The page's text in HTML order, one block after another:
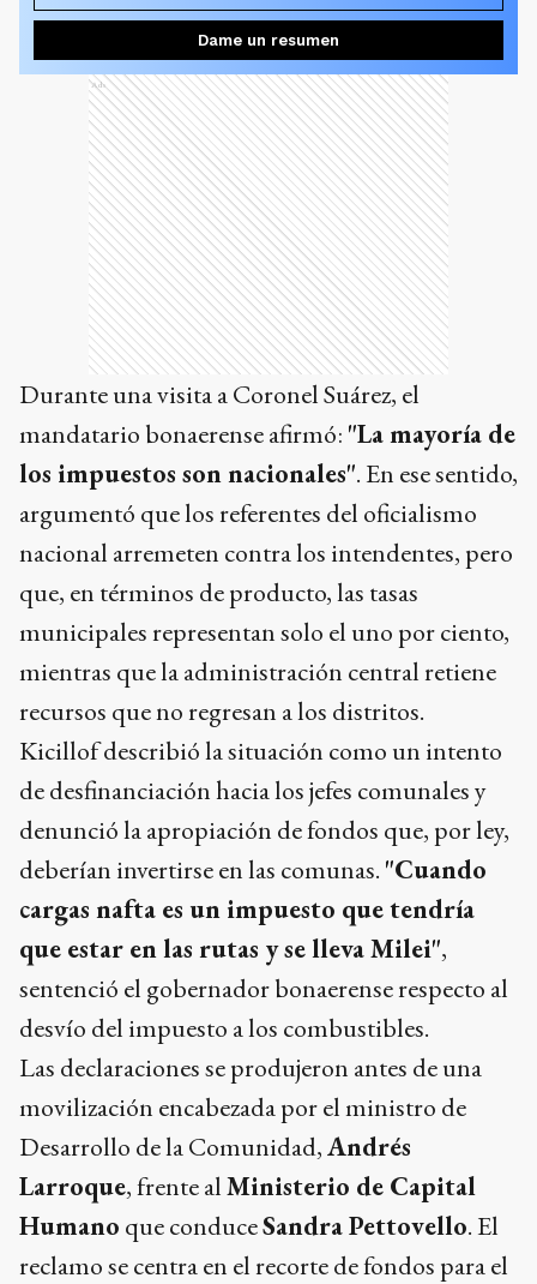
Dame un resumen
Ads
Durante una visita a Coronel Suárez, el
mandatario bonaerense afirmó: "La mayoría de
los impuestos son nacionales". En ese sentido,
argumentó que los referentes del oficialismo
nacional arremeten contra los intendentes, pero
que, en términos de producto, las tasas
municipales representan solo el uno por ciento,
mientras que la administración central retiene
recursos que no regresan a los distritos.
Kicillof describió la situación como un intento
de desfinanciación hacia los jefes comunales y
denunció la apropiación de fondos que, por ley,
deberían invertirse en las comunas. "Cuando
cargas nafta es un impuesto que tendría
que estar en las rutas y se lleva Milei",
sentenció el gobernador bonaerense respecto al
desvío del impuesto a los combustibles.
Las declaraciones se produjeron antes de una
movilización encabezada por el ministro de
Desarrollo de la Comunidad,Andrés
Larroque, frente alMinisterio de Capital
Humano que conduceSandra Pettovello. El
reclamo se centra en el recorte de fondos para el